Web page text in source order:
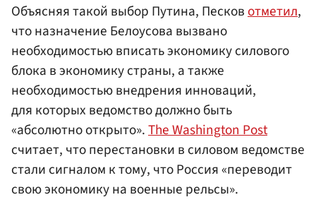
Объясняя такой выбор Путина, Песковотметил,
что назначение Белоусова вызвано
необходимостью вписать экономику силового
блока в экономику страны, а также
необходимостью внедрения инноваций,
для которых ведомство должно быть
«абсолютно открыто».The Washington Post
считает, что перестановки в силовом ведомстве
стали сигналом к тому, что Россия «переводит
свою экономику на военные рельсы».